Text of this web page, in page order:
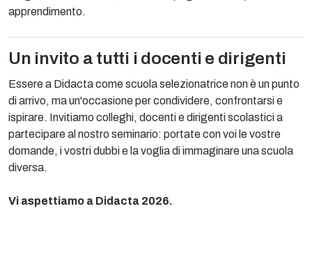
apprendimento.
Un invito a tutti i docenti e dirigenti
Essere a Didacta come scuola selezionatrice non è un punto
di arrivo, ma un'occasione per condividere, confrontarsi e
ispirare. Invitiamo colleghi, docenti e dirigenti scolastici a
partecipare al nostro seminario: portate con voi le vostre
domande, i vostri dubbi e la voglia di immaginare una scuola
diversa.
Vi aspettiamo a Didacta 2026.